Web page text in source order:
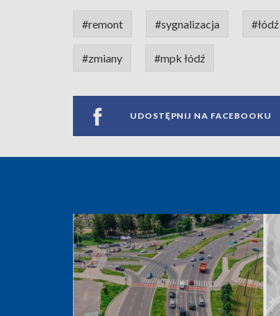
#remont #sygnalizacja #łódź
#zmiany #mpk łódź
UDOSTĘPNIJ NA FACEBOOKU